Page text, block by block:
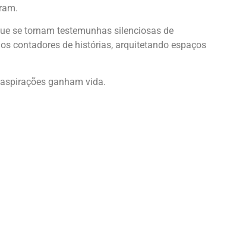
se tornam testemunhas silenciosas de
contadores de histórias, arquitetando espaços
ganham vida.